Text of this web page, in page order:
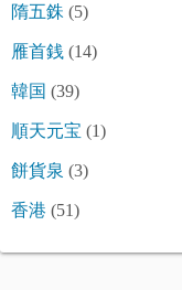
隋五銖 (5)
雁首銭 (14)
韓国 (39)
順天元宝 (1)
餅貨泉 (3)
香港 (51)